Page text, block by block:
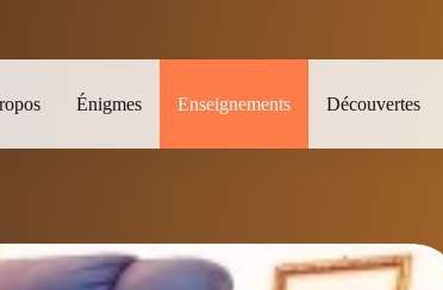
Énigmes Enseignements Découvertes